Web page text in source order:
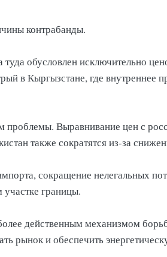
контрабанды.
обусловлен исключительно
в Кыргызстане, где внутреннее
Выравнивание цен с
также сократятся из-за
сокращение нелегальных
границы.
действенным механизмом
рынок и обеспечить